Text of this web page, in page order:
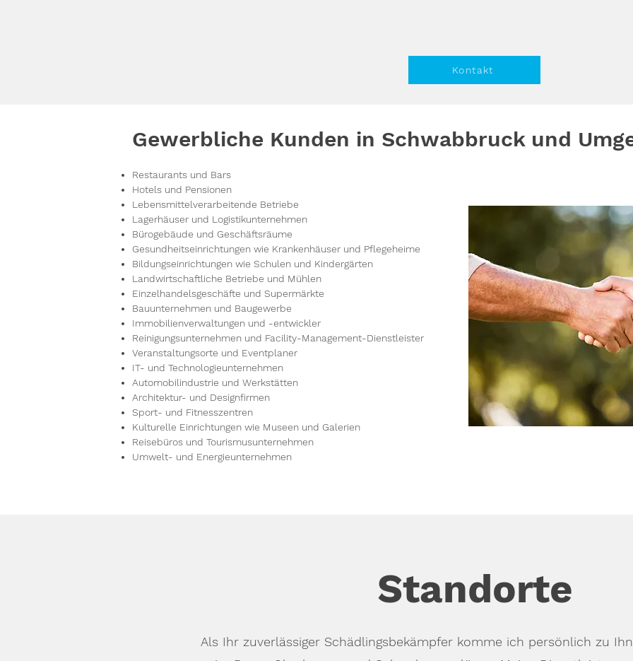
Kontakt
Gewerbliche Kunden in Schwabbruck und
Restaurants und Bars
Hotels und Pensionen
Lebensmittelverarbeitende Betriebe
Lagerhäuser und Logistikunternehmen
Bürogebäude und Geschäftsräume
Gesundheitseinrichtungen wie Krankenhäuser und Pflegeheime
Bildungseinrichtungen wie Schulen und Kindergärten
Landwirtschaftliche Betriebe und Mühlen
Einzelhandelsgeschäfte und Supermärkte
Bauunternehmen und Baugewerbe
Immobilienverwaltungen und -entwickler
Reinigungsunternehmen und Facility-Management-Dienstleister
Veranstaltungsorte und Eventplaner
IT- und Technologieunternehmen
Automobilindustrie und Werkstätten
Architektur- und Designfirmen
Sport- und Fitnesszentren
Kulturelle Einrichtungen wie Museen und Galerien
Reisebüros und Tourismusunternehmen
Umwelt- und Energieunternehmen
Standorte
Als Ihr zuverlässiger Schädlingsbekämpfer komme ich persönlich zu